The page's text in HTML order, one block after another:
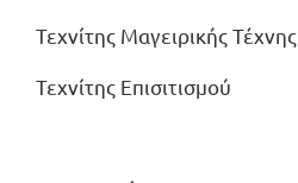
Τεχνίτης Μαγειρικής Τέχνης
Τεχνίτης Επισιτισμού